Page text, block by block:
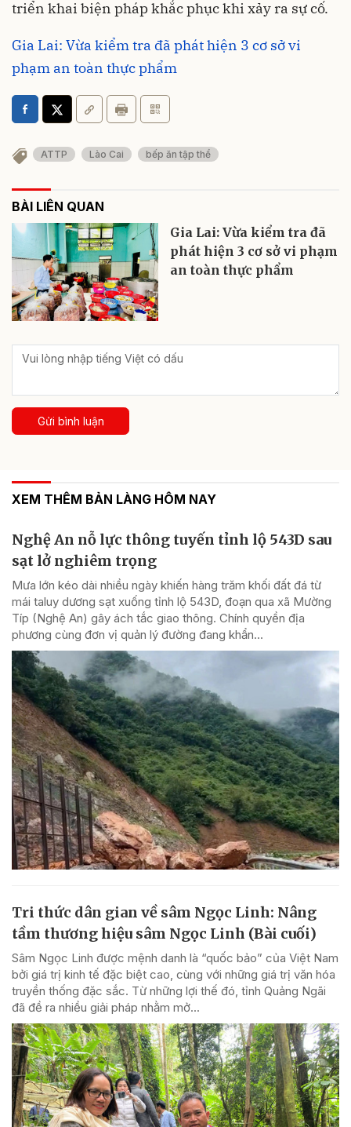
triển khai biện pháp khắc phục khi xảy ra sự cố.
Gia Lai: Vừa kiểm tra đã phát hiện 3 cơ sở vi
phạm an toàn thực phẩm
ATTP Lào Cai bếp ăn tập thể
BÀI LIÊN QUAN
Gia Lai: Vừa kiểm tra đã
phát hiện 3 cơ sở vi phạm
an toàn thực phẩm
Gửi bình luận
XEM THÊM BẢN LÀNG HÔM NAY
Nghệ An nỗ lực thông tuyến tỉnh lộ 543D sau
sạt lở nghiêm trọng
Mưa lớn kéo dài nhiều ngày khiến hàng trăm khối đất đá từ
mái taluy dương sạt xuống tỉnh lộ 543D, đoạn qua xã Mường
Típ (Nghệ An) gây ách tắc giao thông. Chính quyền địa
phương cùng đơn vị quản lý đường đang khẩn...
Tri thức dân gian về sâm Ngọc Linh: Nâng
tầm thương hiệu sâm Ngọc Linh (Bài cuối)
Sâm Ngọc Linh được mệnh danh là “quốc bảo” của Việt Nam
bởi giá trị kinh tế đặc biệt cao, cùng với những giá trị văn hóa
truyền thống đặc sắc. Từ những lợi thế đó, tỉnh Quảng Ngãi
đã đề ra nhiều giải pháp nhằm mở...